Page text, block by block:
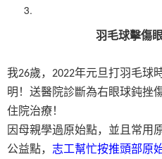
羽毛球擊傷
我26歲， 2022年元旦打羽毛球
明！送醫院診斷為右眼球鈍挫
住院治療！
因母親學過原始點，並且常用
公益點， 志工幫忙按推頭部原